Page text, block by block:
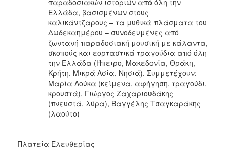
Ελλάδα, βασισμένων στους
καλικάντζαρους – τα μυθικά πλάσματα του
Δωδεκαημέρου – συνοδευμένες από
ζωντανή παραδοσιακή μουσική με κάλαντα,
σκοπούς και εορταστικά τραγούδια από όλη
την Ελλάδα (Ήπειρο, Μακεδονία, Θράκη,
Κρήτη, Μικρά Ασία, Νησιά). Συμμετέχουν:
Μαρία Λούκα (κείμενα, αφήγηση, τραγούδι,
κρουστά), Γιώργος Ζαχαριουδάκης
(πνευστά, λύρα), Βαγγέλης Τσαγκαράκης
(λαούτο)
Πλατεία Ελευθερίας